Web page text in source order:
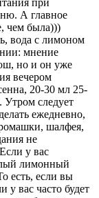
при
А главное
чем была)))
вода с лимоном
мнение
но и он уже
вечером
20-30 мл 25-
Утром следует
ежедневно,
шалфея,
не
у вас
лимонный
есть, если вы
у вас часто будет